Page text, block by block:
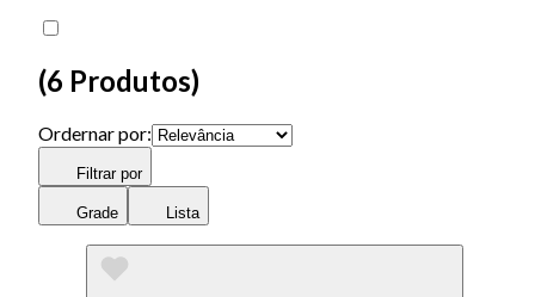
(6 Produtos)
Ordernar por:
Filtrar por
Grade Lista